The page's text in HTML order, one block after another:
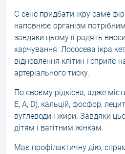
Є сенс придбати ікру саме
наповнює організм
завдяки цьому її радять
харчування. Лососева ікра
відновлення клітин і сприяє
артеріального тиску.
По своєму рідкісна, адже
Е, А, D), кальцій, фосфор,
вуглеводи і жири. Завдяки
дітям і вагітним жінкам.
Має профілактичну дію,